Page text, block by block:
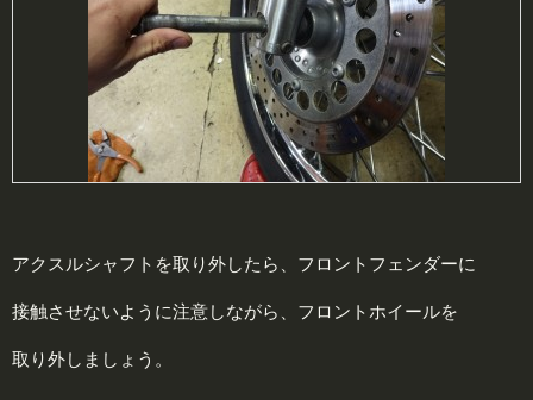
アクスルシャフトを取り外したら、フロントフェンダーに
接触させないように注意しながら、フロントホイールを
取り外しましょう。